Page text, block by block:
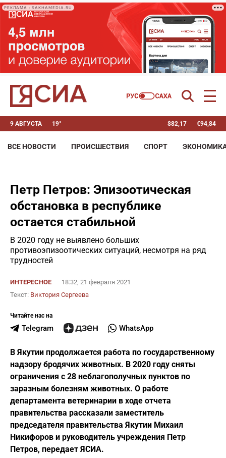
РЕКЛАМА • SAKHAMEDIA.RU
9 АВГУСТА 19° $82,17 €94,84
ВСЕ НОВОСТИ ПРОИСШЕСТВИЯ СПОРТ
Петр Петров: Эпизоотическая
обстановка в республике
остается стабильной
В 2020 году не выявлено больших
противоэпизоотических ситуаций, несмотря на ряд
трудностей
ИНТЕРЕСНОЕ
18:32, 21 февраля 2021
Текст: Виктория Сергеева
Читайте нас на
Telegram WhatsApp
В Якутии продолжается работа по государственному
надзору бродячих животных. В 2020 году сняты
ограничения с 28 неблагополучных пунктов по
заразным болезням животных. О работе
департамента ветеринарии в ходе отчета
правительства рассказали заместитель
председателя правительства Якутии Михаил
Никифоров и руководитель учреждения Петр
Петров, передает ЯСИА.